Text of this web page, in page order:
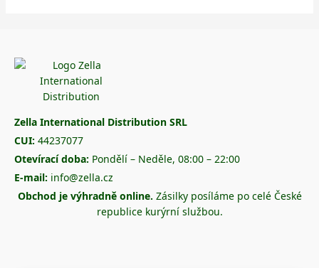
Zella International Distribution SRL
CUI: 44237077
Otevírací doba: Pondělí – Neděle, 08:00 – 22:00
E-mail: info@zella.cz
Obchod je výhradně online. Zásilky posíláme po celé České
republice kurýrní službou.